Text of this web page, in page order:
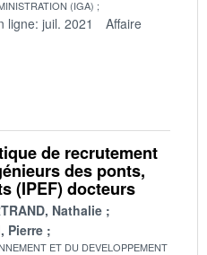
(IGA)
ligne: juil. 2021
Affaire
de recrutement
des ponts,
(IPEF) docteurs
Nathalie
Pierre
ET DU DEVELOPPEMENT